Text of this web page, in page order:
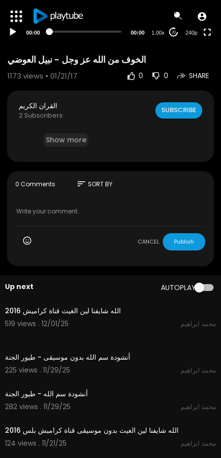
00:00 00:00 1.00x 20 240p
1173 views • 01/21/17 0 0 SHARE
القران الكريم
2 Subscribers
SUBSCRIBE
Show more
0 Comments sort SORT BY
CANCEL Publish
Up next AUTOPLAY
3:53
الله شايفنا لين الغيث قناة كراميش 2016
519 views . 12/01/25
محمد ابراهيم
أنشودة سم الله بدون موسيقى - طيور الجنة
225 views . 11/29/25
محمد ابراهيم
أنشودة سم الله - طيور الجنة
282 views . 11/29/25
محمد ابراهيم
الله شايفنا لين الغيث بدون موسيقى قناة كراميش بلس 2016
124 views . 11/21/25
محمد ابراهيم